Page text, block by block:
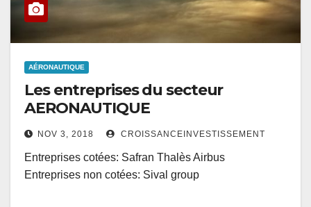
AÉRONAUTIQUE
Les entreprises du secteur
AERONAUTIQUE
NOV 3, 2018 CROISSANCEINVESTISSEMENT
Entreprises cotées: Safran Thalès Airbus
Entreprises non cotées: Sival group